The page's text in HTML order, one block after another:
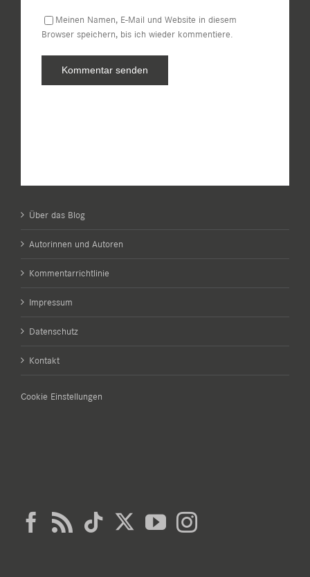
Meinen Namen, E-Mail und Website in diesem
Browser speichern, bis ich wieder kommentiere.
Über das Blog
Autorinnen und Autoren
Kommentarrichtlinie
Impressum
Datenschutz
Kontakt
Cookie Einstellungen